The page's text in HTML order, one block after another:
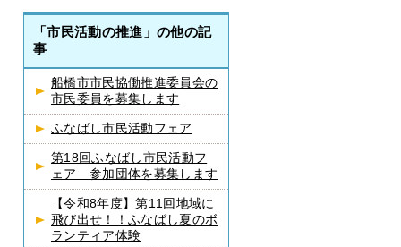
「市民活動の推進」の他の記
事
船橋市市民協働推進委員会の
市民委員を募集します
ふなばし市民活動フェア
第18回ふなばし市民活動フ
ェア 参加団体を募集します
【令和8年度】第11回地域に
飛び出せ！！ふなばし夏のボ
ランティア体験